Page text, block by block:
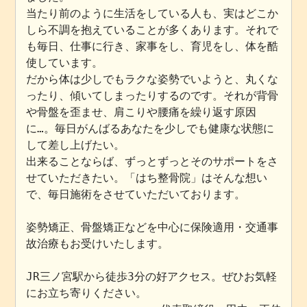
当たり前のように生活をしている人も、実はどこか
しら不調を抱えていることが多くあります。それで
も毎日、仕事に行き、家事をし、育児をし、体を酷
使しています。
だから体は少しでもラクな姿勢でいようと、丸くな
ったり、傾いてしまったりするのです。それが背骨
や骨盤を歪ませ、肩こりや腰痛を繰り返す原因
に…。毎日がんばるあなたを少しでも健康な状態に
して差し上げたい。
出来ることならば、ずっとずっとそのサポートをさ
せていただきたい。「はち整骨院」はそんな想い
で、毎日施術をさせていただいております。
姿勢矯正、骨盤矯正などを中心に保険適用・交通事
故治療もお受けいたします。
JR三ノ宮駅から徒歩3分の好アクセス。ぜひお気軽
にお立ち寄りください。